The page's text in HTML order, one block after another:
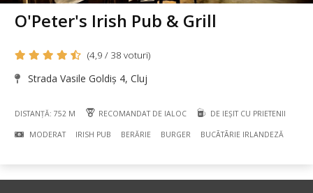
O'Peter's Irish Pub & Grill
(4,9 / 38 voturi)
Strada Vasile Goldiș 4, Cluj
DISTANȚĂ: 752 M RECOMANDAT DE IALOC DE IEȘIT CU PRIETENII
MODERAT IRISH PUB BERĂRIE BURGER BUCÃTÃRIE IRLANDEZĂ